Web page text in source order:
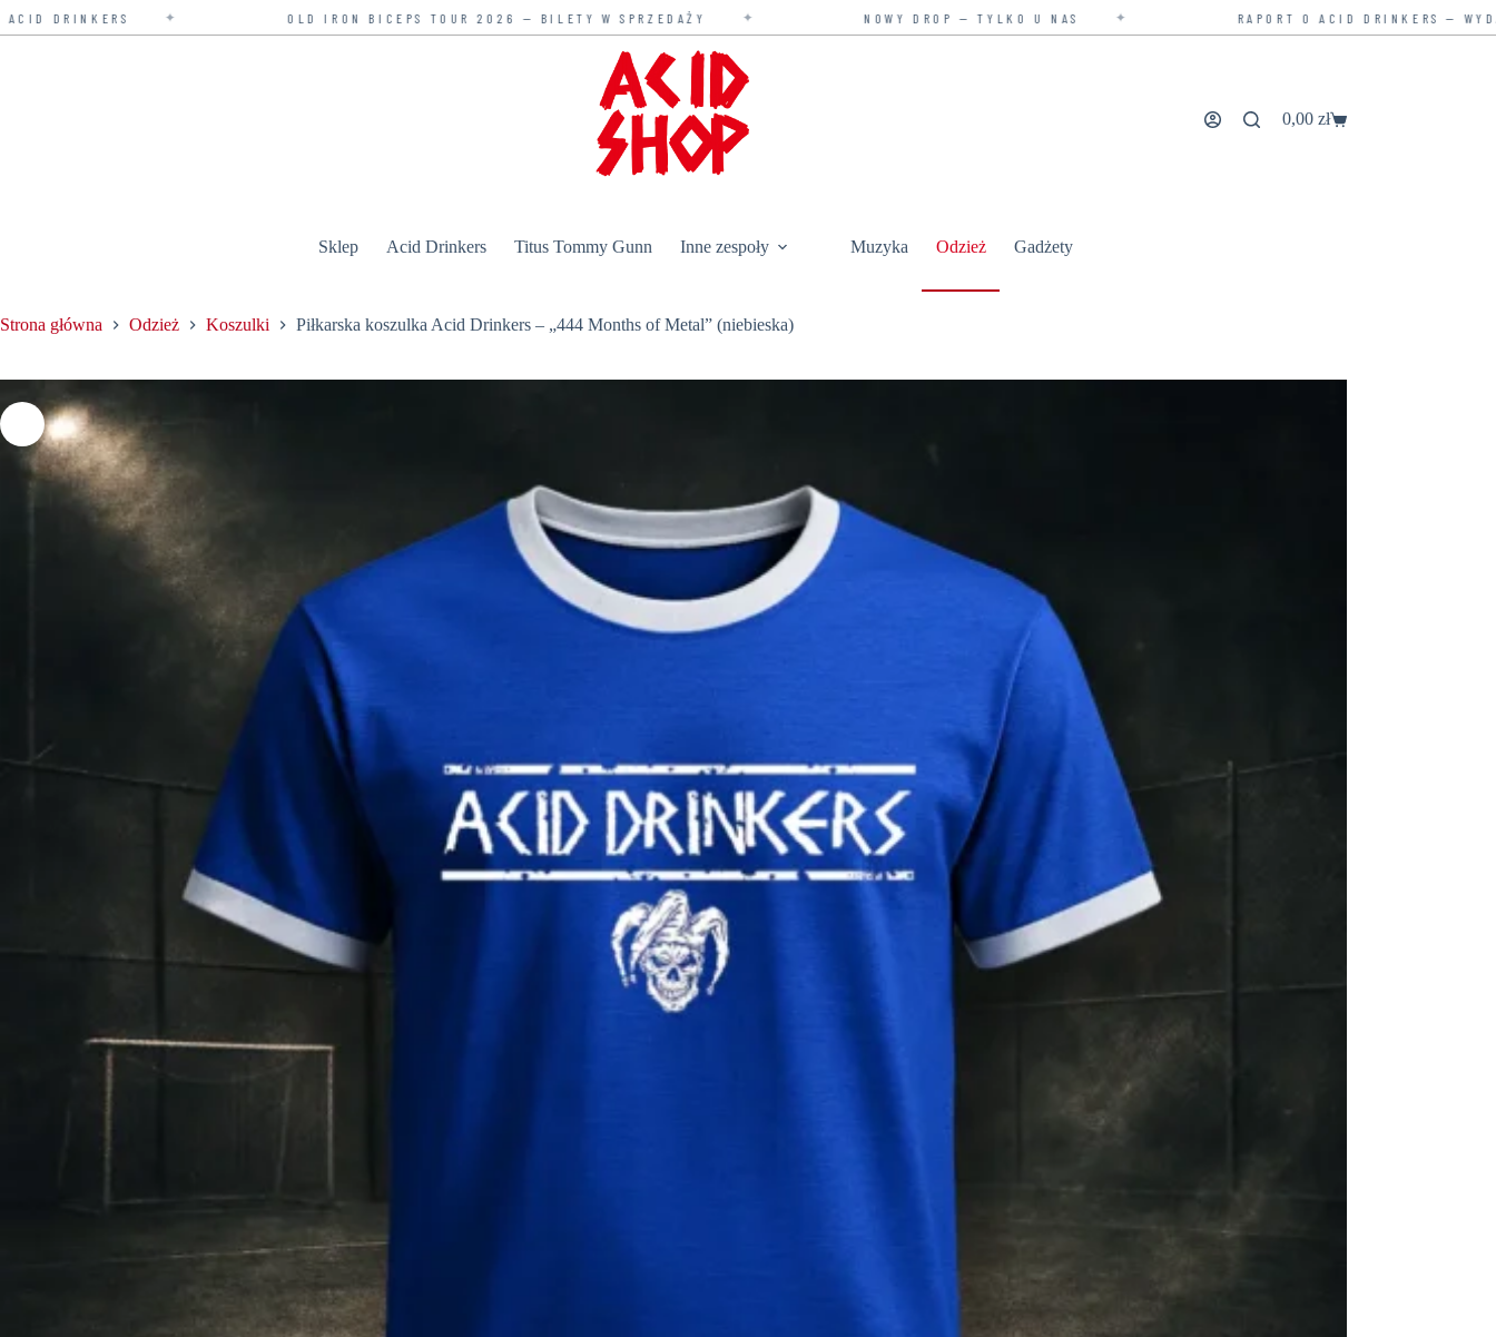
OLD IRON BICEPS TOUR 2026 — BILETY W SPRZEDAŻY ✦ NOWY DROP — TYLKO U NAS ✦ RAPORT O ACID DRINKERS — WYDANIE ROZSZERZONE
Koszyk
0,00 zł
Sklep Acid Drinkers Titus Tommy Gunn Inne zespoły Muzyka Odzież Gadżety
Strona główna Odzież Koszulki Piłkarska koszulka Acid Drinkers – „444 Months of Metal” (niebieska)